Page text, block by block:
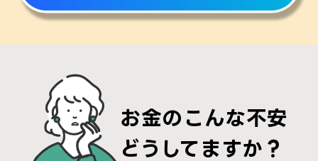
お金のこんな不安
どうしてますか？